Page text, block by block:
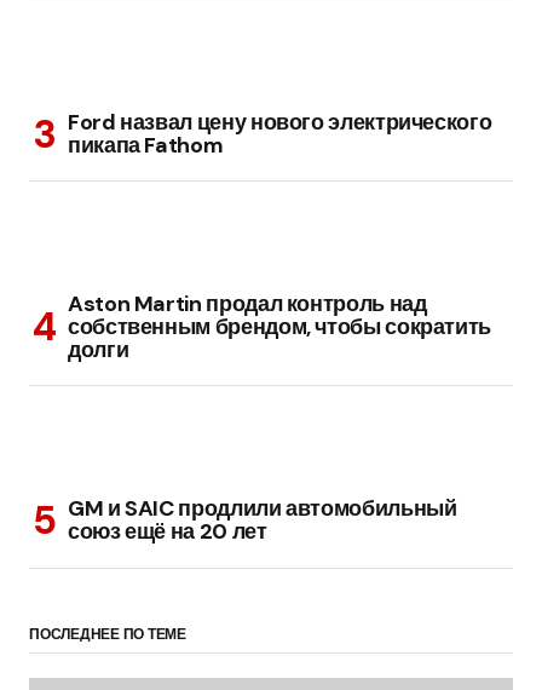
Ford назвал цену нового электрического
пикапа Fathom
Aston Martin продал контроль над
собственным брендом, чтобы сократить
долги
GM и SAIC продлили автомобильный
союз ещё на 20 лет
ПОСЛЕДНЕЕ ПО ТЕМЕ